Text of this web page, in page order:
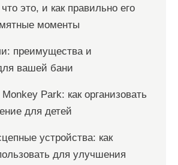
это, и как правильно его
моменты
преимущества и
вашей бани
Park: как организовать
для детей
устройства: как
для улучшения